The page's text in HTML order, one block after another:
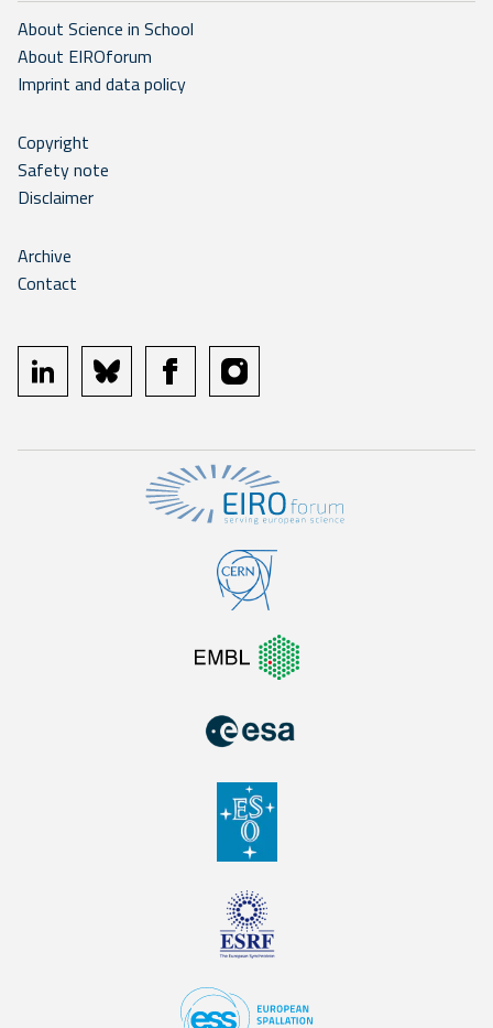
About Science in School
About EIROforum
Imprint and data policy
Copyright
Safety note
Disclaimer
Archive
Contact
linkedin bluesky facebookinstagram